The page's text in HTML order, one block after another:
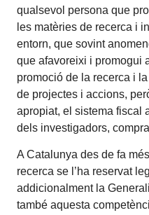
qualsevol persona que
les matèries de recerca i
entorn, que sovint
que afavoreixi i promogui
promoció de la recerca i
de projectes i accions,
apropiat, el sistema fiscal
dels investigadors,
A Catalunya des de fa
recerca se l’ha reservat
addicionalment la
també aquesta